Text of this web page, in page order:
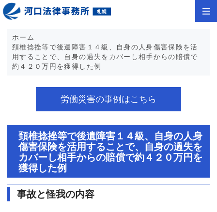
ホーム
頚椎捻挫等で後遺障害１４級、自身の人身傷害保険を活
用することで、自身の過失をカバーし相手からの賠償で
約４２０万円を獲得した例
労働災害の事例はこちら
頚椎捻挫等で後遺障害１４級、自身の人身
傷害保険を活用することで、自身の過失を
カバーし相手からの賠償で約４２０万円を
獲得した例
事故と怪我の内容